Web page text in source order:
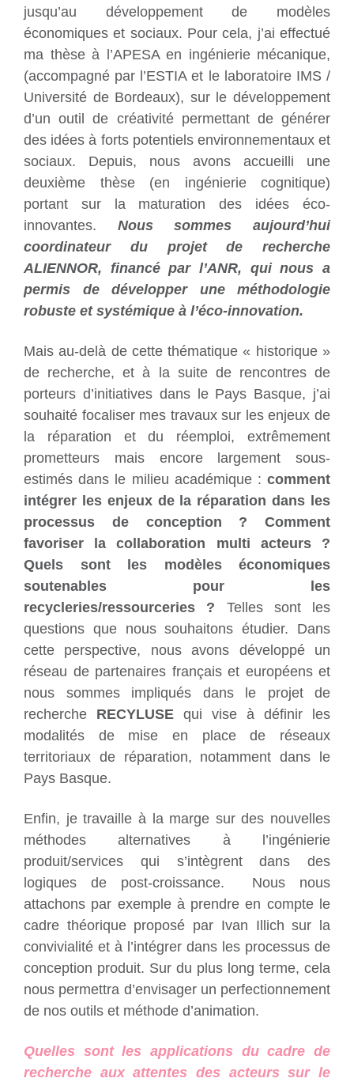
jusqu’au développement de modèles
économiques et sociaux. Pour cela, j’ai effectué
ma thèse à l’APESA en ingénierie mécanique,
(accompagné par l’ESTIA et le laboratoire IMS /
Université de Bordeaux), sur le développement
d’un outil de créativité permettant de générer
des idées à forts potentiels environnementaux et
sociaux. Depuis, nous avons accueilli une
deuxième thèse (en ingénierie cognitique)
portant sur la maturation des idées éco-
innovantes. Nous sommes aujourd’hui
coordinateur du projet de recherche
ALIENNOR, financé par l’ANR, qui nous a
permis de développer une méthodologie
robuste et systémique à l’éco-innovation.
Mais au-delà de cette thématique « historique »
de recherche, et à la suite de rencontres de
porteurs d’initiatives dans le Pays Basque, j’ai
souhaité focaliser mes travaux sur les enjeux de
la réparation et du réemploi, extrêmement
prometteurs mais encore largement sous-
estimés dans le milieu académique : comment
intégrer les enjeux de la réparation dans les
processus de conception ? Comment
favoriser la collaboration multi acteurs ?
Quels sont les modèles économiques
soutenables pour les
recycleries/ressourceries ? Telles sont les
questions que nous souhaitons étudier. Dans
cette perspective, nous avons développé un
réseau de partenaires français et européens et
nous sommes impliqués dans le projet de
recherche RECYLUSE qui vise à définir les
modalités de mise en place de réseaux
territoriaux de réparation, notamment dans le
Pays Basque.
Enfin, je travaille à la marge sur des nouvelles
méthodes alternatives à l’ingénierie
produit/services qui s’intègrent dans des
logiques de post-croissance. Nous nous
attachons par exemple à prendre en compte le
cadre théorique proposé par Ivan Illich sur la
convivialité et à l’intégrer dans les processus de
conception produit. Sur du plus long terme, cela
nous permettra d’envisager un perfectionnement
de nos outils et méthode d’animation.
Quelles sont les applications du cadre de
recherche aux attentes des acteurs sur le